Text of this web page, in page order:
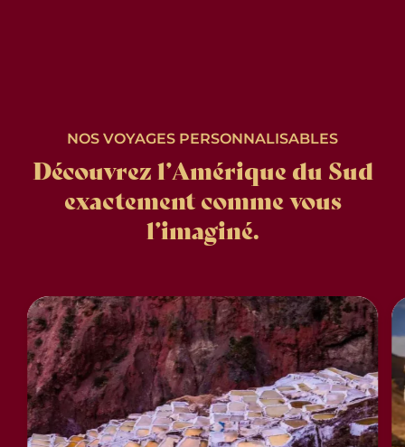
NOS VOYAGES PERSONNALISABLES
Découvrez l’Amérique du Sud
exactement comme vous
l’imaginé.